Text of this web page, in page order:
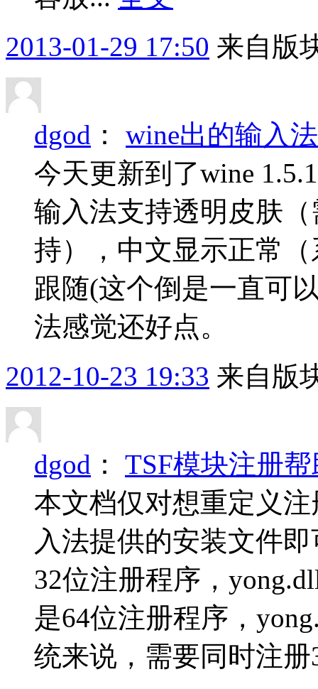
2013-01-29 17:50 来自版
dgod ： wine出的输入
今天更新到了wine
输入法支持透明皮肤
持），中文显示正常
跟随(这个倒是一直可
法感觉还好点。
2012-10-23 19:33 来自版
dgod ： TSF模块注册
本文档仅对想重定义
入法提供的安装文件
32位注册程序，
是64位注册程序，
统来说，需要同时注